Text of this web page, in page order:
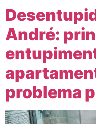
André:
problema